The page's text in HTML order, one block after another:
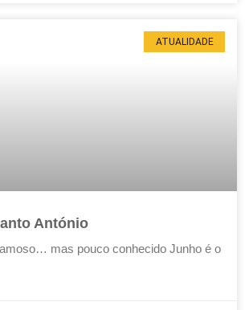
ATUALIDADE
António
mas pouco conhecido Junho é o